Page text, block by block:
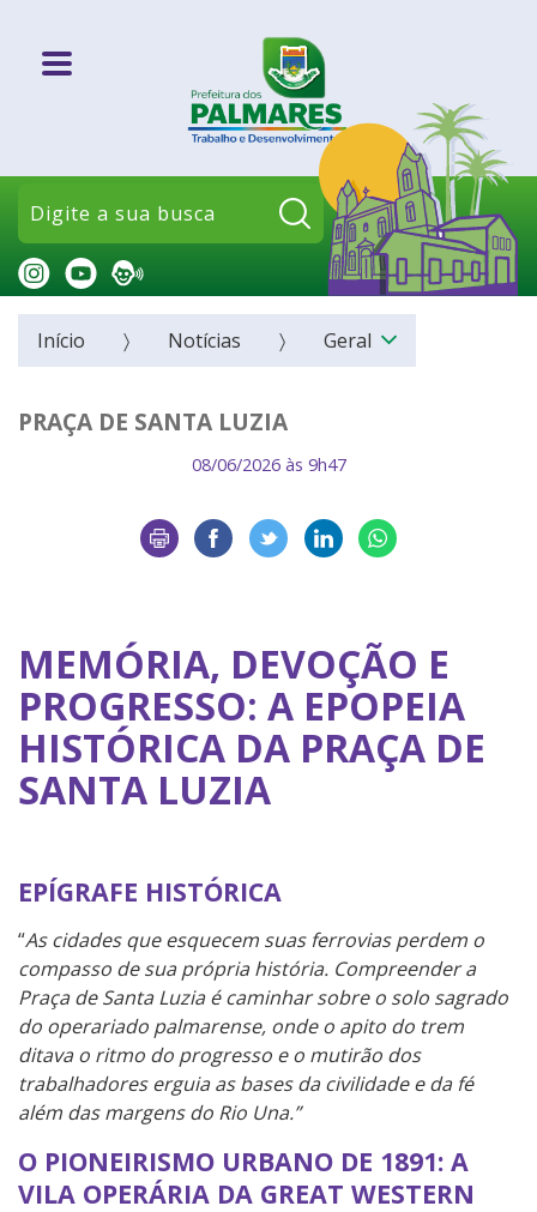
Pesquisar:
Início Notícias Geral
PRAÇA DE SANTA LUZIA
08/06/2026 às 9h47
MEMÓRIA, DEVOÇÃO E
PROGRESSO: A EPOPEIA
HISTÓRICA DA PRAÇA DE
SANTA LUZIA
EPÍGRAFE HISTÓRICA
“As cidades que esquecem suas ferrovias perdem o
compasso de sua própria história. Compreender a
Praça de Santa Luzia é caminhar sobre o solo sagrado
do operariado palmarense, onde o apito do trem
ditava o ritmo do progresso e o mutirão dos
trabalhadores erguia as bases da civilidade e da fé
além das margens do Rio Una.”
O PIONEIRISMO URBANO DE 1891: A
VILA OPERÁRIA DA GREAT WESTERN